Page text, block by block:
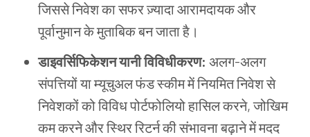
जिससे निवेश का सफर ज़्यादा आरामदायक और
पूर्वानुमान के मुताबिक बन जाता है।
डाइवर्सिफिकेशन यानी विविधीकरण: अलग-अलग
संपत्तियों या म्यूचुअल फंड स्कीम में नियमित निवेश से
निवेशकों को विविध पोर्टफोलियो हासिल करने, जोखिम
कम करने और स्थिर रिटर्न की संभावना बढ़ाने में मदद